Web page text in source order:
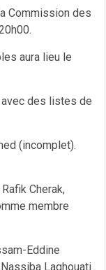
Commission des
aura lieu le
des listes de
(incomplet).
Cherak,
membre
Eddine
Laghouati